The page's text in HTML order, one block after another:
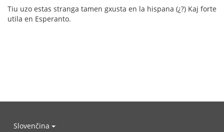
Tiu uzo estas stranga tamen gxusta en la hispana (¿?) Kaj forte
utila en Esperanto.
Slovenčina